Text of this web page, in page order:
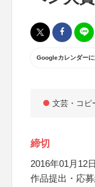
Googleカレンダー
文芸・コピ
締切
2016年01月12
作品提出・応募